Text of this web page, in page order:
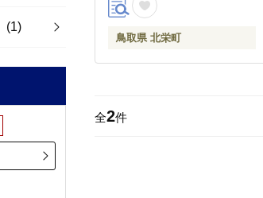
(1)
鳥取県 北栄町
全2件